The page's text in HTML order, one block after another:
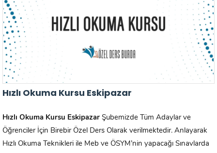
Hızlı Okuma Kursu Eskipazar
Hızlı Okuma Kursu Eskipazar Şubemizde Tüm Adaylar ve
Öğrenciler İçin Birebir Özel Ders Olarak verilmektedir. Anlayarak
Hızlı Okuma Teknikleri ile Meb ve ÖSYM’nin yapacağı Sınavlarda